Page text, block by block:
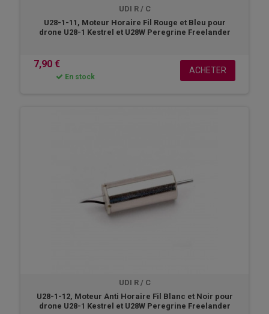
UDI R / C
U28-1-11, Moteur Horaire Fil Rouge et Bleu pour
drone U28-1 Kestrel et U28W Peregrine Freelander
7,90 €
En stock
ACHETER
UDI R / C
U28-1-12, Moteur Anti Horaire Fil Blanc et Noir pour
drone U28-1 Kestrel et U28W Peregrine Freelander